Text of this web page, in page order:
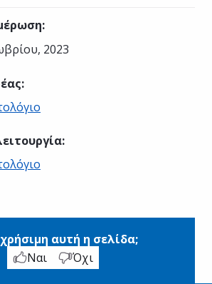
:
2023
:
:
χρήσιμη αυτή η σελίδα;
Ναι
Όχι